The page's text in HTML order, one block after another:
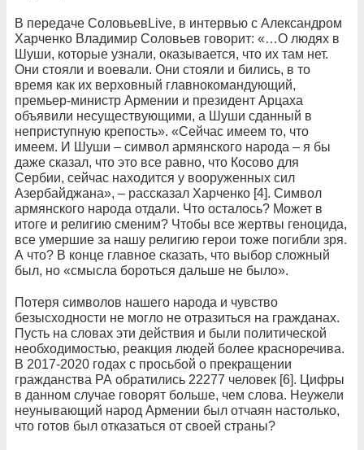
В передаче СоловьевLive, в интервью с Александром
Харченко Владимир Соловьев говорит: «…О людях в
Шуши, которые узнали, оказывается, что их там нет.
Они стояли и воевали. Они стояли и бились, в то
время как их верховный главнокомандующий,
премьер-министр Армении и президент Арцаха
объявили несуществующими, а Шуши сданный в
неприступную крепость». «Сейчас имеем то, что
имеем. И Шуши – символ армянского народа – я бы
даже сказал, что это все равно, что Косово для
Сербии, сейчас находится у вооруженных сил
Азербайджана», – рассказал Харченко [4]. Символ
армянского народа отдали. Что осталось? Может в
итоге и религию сменим? Чтобы все жертвы геноцида,
все умершие за нашу религию герои тоже погибли зря.
А что? В конце главное сказать, что выбор сложный
был, но «смысла бороться дальше не было».
Потеря символов нашего народа и чувство
безысходности не могло не отразиться на гражданах.
Пусть на словах эти действия и были политической
необходимостью, реакция людей более красноречива.
В 2017-2020 годах с просьбой о прекращении
гражданства РА обратились 22277 человек [6]. Цифры
в данном случае говорят больше, чем слова. Неужели
неунывающий народ Армении был отчаян настолько,
что готов был отказаться от своей страны?